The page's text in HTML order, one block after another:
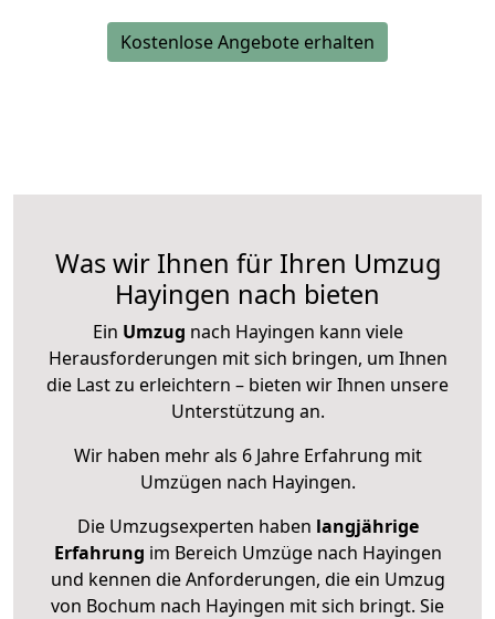
Kostenlose Angebote erhalten
Was wir Ihnen für Ihren Umzug
Hayingen nach bieten
Ein Umzug nach Hayingen kann viele
Herausforderungen mit sich bringen, um Ihnen
die Last zu erleichtern – bieten wir Ihnen unsere
Unterstützung an.
Wir haben mehr als 6 Jahre Erfahrung mit
Umzügen nach Hayingen.
Die Umzugsexperten haben langjährige
Erfahrung im Bereich Umzüge nach Hayingen
und kennen die Anforderungen, die ein Umzug
von Bochum nach Hayingen mit sich bringt. Sie